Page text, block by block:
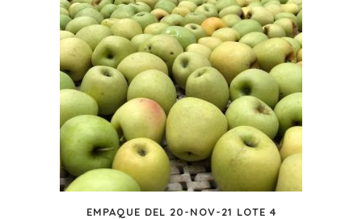
EMPAQUE DEL 20-NOV-21 LOTE 4